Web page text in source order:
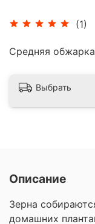
(1)
Средняя
Выбрать
Описание
Зерна
домашних